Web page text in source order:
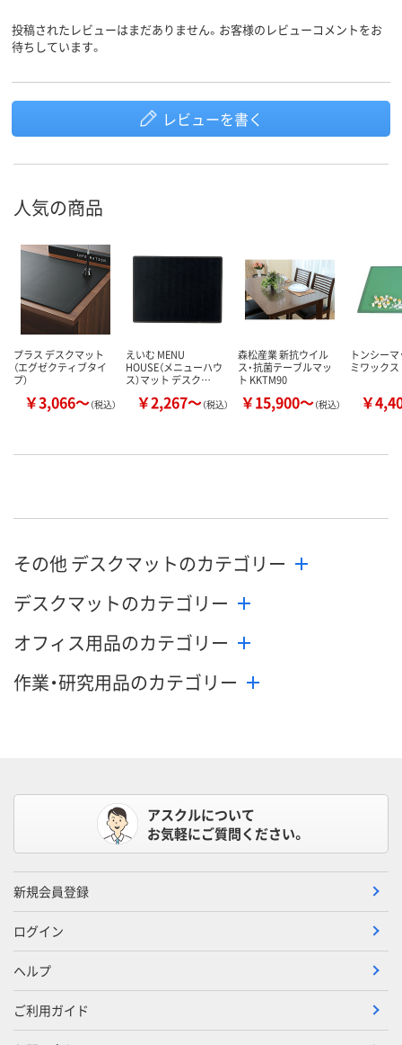
投稿されたレビューはまだありません。お客様のレビューコメントをお
待ちしています。
レビューを書く
人気の商品
プラス デスクマット
（エグゼクティブタイ
プ）
￥3,066～（税込）
えいむ MENU
HOUSE（メニューハウ
ス）マット デスク…
￥2,267～（税込）
森松産業 新抗ウイル
ス・抗菌テーブルマッ
ト KKTM90
￥15,900～（税込）
トンシー
ミワックス
￥
その他 デスクマットのカテゴリー
デスクマットのカテゴリー
オフィス用品のカテゴリー
作業・研究用品のカテゴリー
アスクルについて
お気軽にご質問ください。
新規会員登録
ログイン
ヘルプ
ご利用ガイド